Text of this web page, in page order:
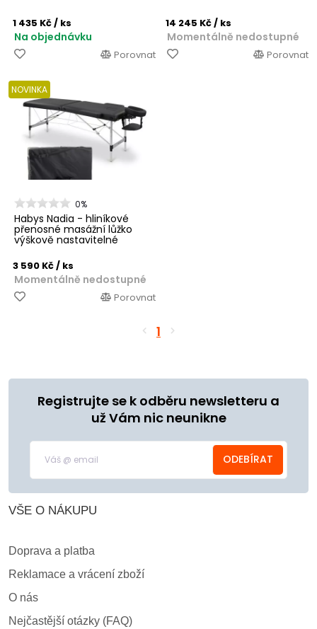
1 435 Kč/ ks
Na objednávku
Porovnat
14 245 Kč/ ks
Momentálně nedostupné
Porovnat
NOVINKA
0%
Habys Nadia - hliníkové
přenosné masážní lůžko
výškově nastavitelné
3 590 Kč/ ks
Momentálně nedostupné
Porovnat
1
Registrujte se k odběru newsletteru a
už Vám nic neunikne
ODEBÍRAT
VŠE O NÁKUPU
Doprava a platba
Reklamace a vrácení zboží
O nás
Nejčastější otázky (FAQ)